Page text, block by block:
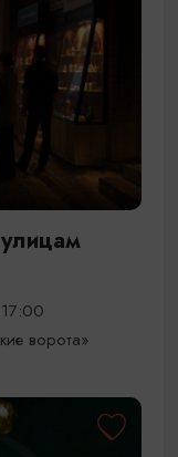
ворота»